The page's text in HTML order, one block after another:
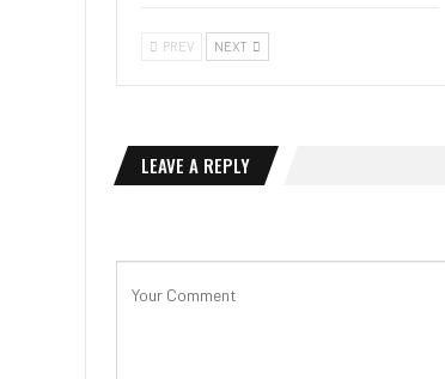
PREV NEXT
LEAVE A REPLY